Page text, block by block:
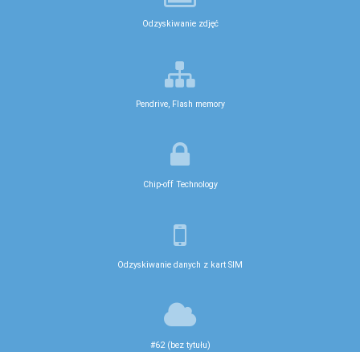
Odzyskiwanie zdjęć
Pendrive, Flash memory
Chip-off Technology
Odzyskiwanie danych z kart SIM
#62 (bez tytułu)